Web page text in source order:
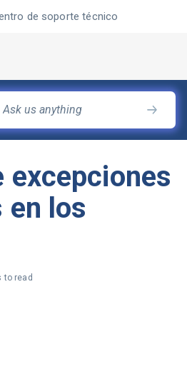
de soporte técnico
excepciones
en los
to read